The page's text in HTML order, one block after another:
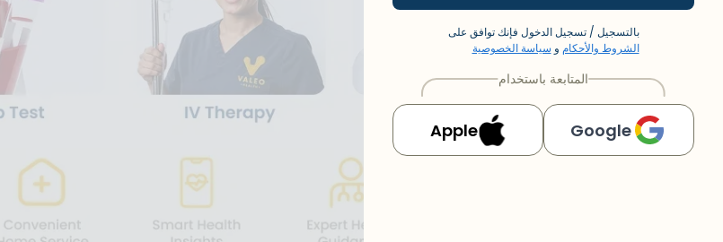
بالتسجيل / تسجيل الدخول فإنك توافق على
الشروط والأحكام و سياسة الخصوصية
المتابعة باستخدام
Google
Apple